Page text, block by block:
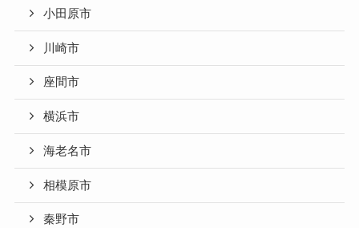
小田原市
川崎市
座間市
横浜市
海老名市
相模原市
秦野市